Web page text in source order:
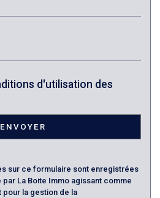
18,25 %
d'utilisation des
ENVOYER
sur ce formulaire sont enregistrées
La Boite Immo agissant comme
pour la gestion de la